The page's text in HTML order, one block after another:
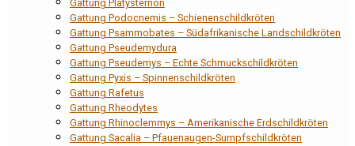
Gattung Platysternon
Gattung Podocnemis – Schienenschildkröten
Gattung Psammobates – Südafrikanische Landschildkröten
Gattung Pseudemydura
Gattung Pseudemys – Echte Schmuckschildkröten
Gattung Pyxis – Spinnenschildkröten
Gattung Rafetus
Gattung Rheodytes
Gattung Rhinoclemmys – Amerikanische Erdschildkröten
Gattung Sacalia – Pfauenaugen-Sumpfschildkröten